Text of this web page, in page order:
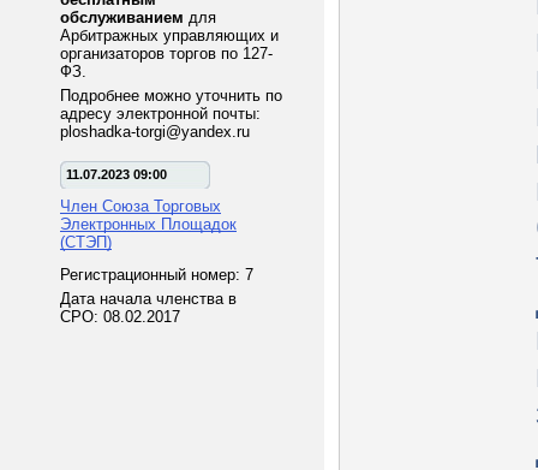
обслуживанием для
Арбитражных управляющих и
организаторов торгов по 127-
ФЗ.
Подробнее можно уточнить по
адресу электронной почты:
ploshadka-torgi@yandex.ru
11.07.2023 09:00
Член Союза Торговых
Электронных Площадок
(СТЭП)
Регистрационный номер: 7
Дата начала членства в
СРО: 08.02.2017